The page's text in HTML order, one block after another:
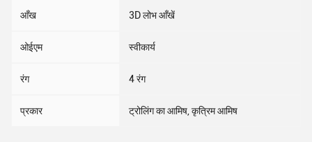
आँख 3D लोभ आँखें
ओईएम स्वीकार्य
रंग 4 रंग
प्रकार ट्रोलिंग का आमिष, कृत्रिम आमिष